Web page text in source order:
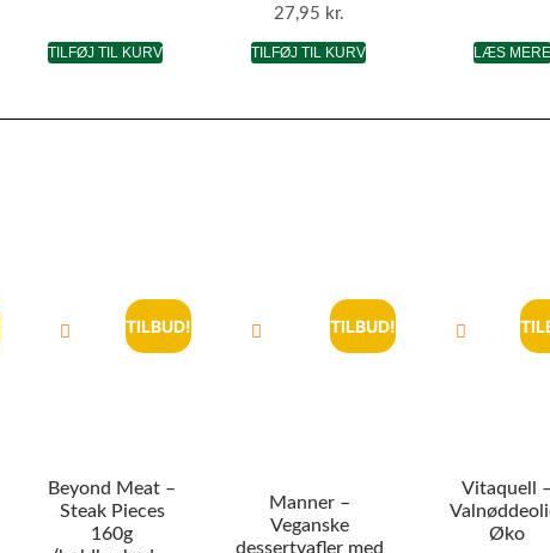
TILFØJ TIL KURV
27,95 kr.
TILFØJ TIL KURV LÆS MERE
TILBUD!
Beyond Meat –
Steak Pieces
160g
TILBUD!
Manner –
Veganske
dessertvafler med
Vitaquell –
Øko